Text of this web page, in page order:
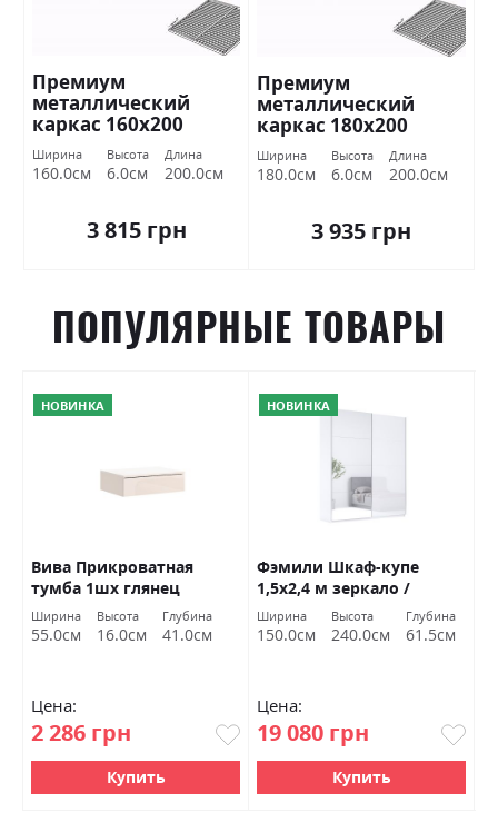
Премиум
металлический
каркас 160х200
Миромарк
Ширина
160.0см
Высота
6.0см
Длина
200.0см
3 815 грн
Премиум
металлический
каркас 180х200
Миромарк
Ширина
180.0см
Высота
6.0см
Длина
200.0см
3 935 грн
ПОПУЛЯРНЫЕ ТОВАРЫ
НОВИНКА
Вива Прикроватная
тумба 1шх глянец
кашемир Міромарк
Ширина
55.0см
Высота
16.0см
Глубина
41.0см
Цена:
2 286 грн
Купить
НОВИНКА
Фэмили Шкаф-купе
1,5х2,4 м зеркало /
белый глянец Миромарк
Ширина
150.0см
Высота
240.0см
Глубина
61.5см
Цена:
19 080 грн
Купить